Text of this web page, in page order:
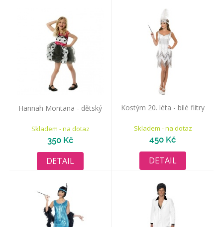
Hannah Montana - dětský
Skladem - na dotaz
350 Kč
DETAIL
Kostým 20. léta - bílé flitry
Skladem - na dotaz
450 Kč
DETAIL